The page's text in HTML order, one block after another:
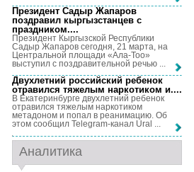
Президент Садыр Жапаров
поздравил кыргызстанцев с
праздником....
Президент Кыргызской Республики
Садыр Жапаров сегодня, 21 марта, на
Центральной площади «Ала-Тоо»
выступил с поздравительной речью ...
Двухлетний российский ребенок
отравился тяжелым наркотиком и....
В Екатеринбурге двухлетний ребенок
отравился тяжелым наркотиком
метадоном и попал в реанимацию. Об
этом сообщил Telegram-канал Ural ...
Аналитика